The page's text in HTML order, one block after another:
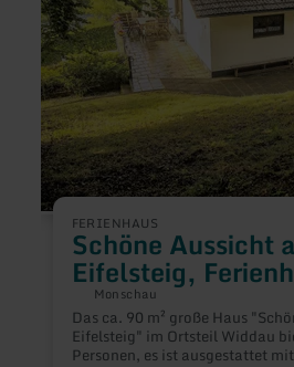
FERIENHAUS
Schöne Aussicht
Eifelsteig,
Monschau
Das ca. 90 m² große Haus
Eifelsteig" im Ortsteil Widdau
Personen, es ist ausgestattet